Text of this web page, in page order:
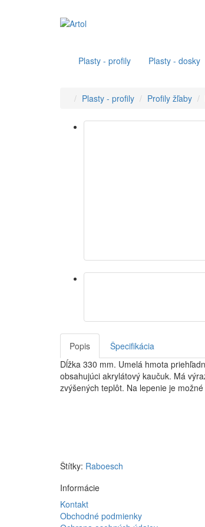
Plasty - profily Plasty - dosky
Plasty - profily Profily žľaby
Popis
Špecifikácia
Dĺžka 330 mm. Umelá hmota
obsahujúci akrylátový kaučuk. Má
zvýšených teplôt. Na lepenie je
Štítky: Raboesch
Informácie
Kontakt
Obchodné podmienky